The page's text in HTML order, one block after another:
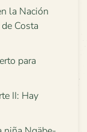
la Nación
Costa
para
II: Hay